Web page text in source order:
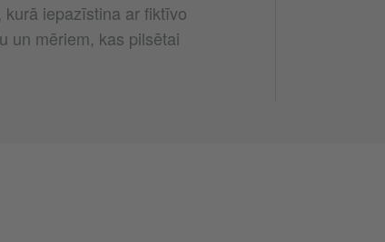
iepazīstina ar fiktīvo
un mēriem, kas pilsētai